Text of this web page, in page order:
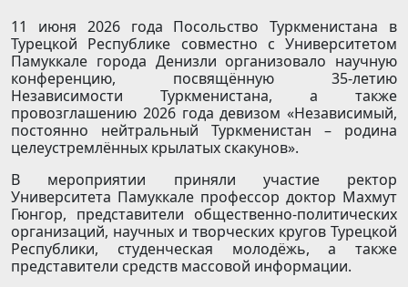
11 июня 2026 года Посольство Туркменистана в
Турецкой Республике совместно с Университетом
Памуккале города Денизли организовало научную
конференцию, посвящённую 35-летию
Независимости Туркменистана, а также
провозглашению 2026 года девизом «Независимый,
постоянно нейтральный Туркменистан – родина
целеустремлённых крылатых скакунов».
В мероприятии приняли участие ректор
Университета Памуккале профессор доктор Махмут
Гюнгор, представители общественно-политических
организаций, научных и творческих кругов Турецкой
Республики, студенческая молодёжь, а также
представители средств массовой информации.